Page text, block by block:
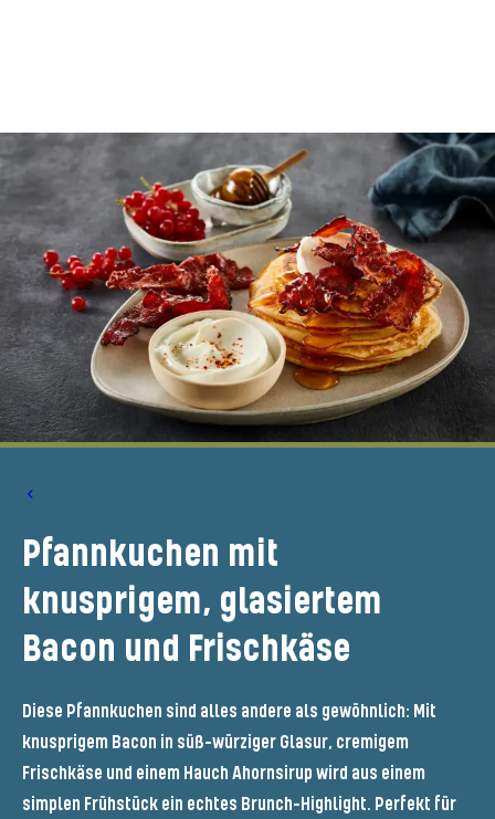
Pfannkuchen mit
knusprigem, glasiertem
Bacon und Frischkäse
Diese Pfannkuchen sind alles andere als gewöhnlich: Mit
knusprigem Bacon in süß-würziger Glasur, cremigem
Frischkäse und einem Hauch Ahornsirup wird aus einem
simplen Frühstück ein echtes Brunch-Highlight. Perfekt für